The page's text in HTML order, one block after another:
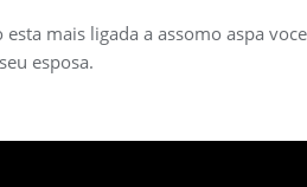
mais ligada a assomo aspa
esposa.